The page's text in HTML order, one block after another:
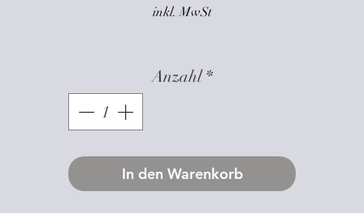
inkl. MwSt
Anzahl *
In den Warenkorb